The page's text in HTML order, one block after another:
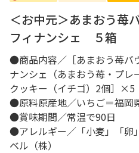
＜お中元＞あまおう苺
フィナンシェ ５箱
●商品内容／［あまおう苺バ
ナンシェ（あまおう苺・プ
クッキー（イチゴ）2個］×5
●原料原産地／いちご＝福岡
●賞味期間／常温で90日
●アレルギー／「小麦」「
ベル（株）